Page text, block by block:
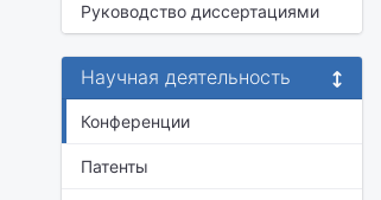
Руководство диссертациями
Научная деятельность
Конференции
Патенты